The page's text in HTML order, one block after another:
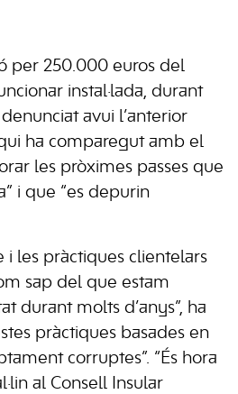
per 250.000 euros del
instal·lada, durant
avui l’anterior
ha comparegut amb el
les pròximes passes que
i que “es depurin
i les pràctiques clientelars
sap del que estam
durant molts d’anys”, ha
pràctiques basades en
corruptes”. “És hora
al Consell Insular